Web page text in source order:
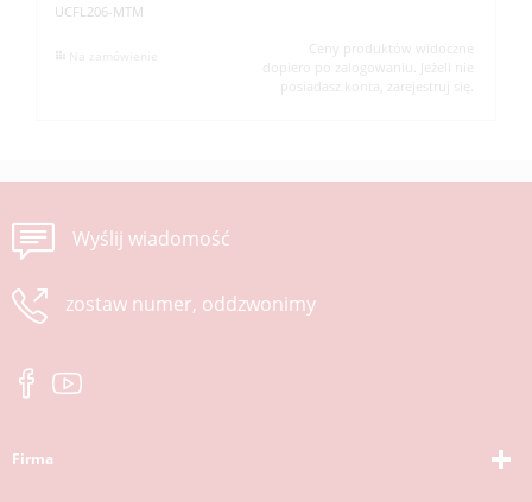
UCFL206-MTM
Ceny produktów widoczne
dopiero po zalogowaniu. Jeżeli nie
posiadasz konta, zarejestruj się.
Wyślij wiadomość
zostaw numer, oddzwonimy
Firma